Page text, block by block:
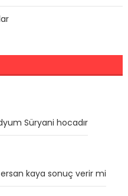
Süryani hocadır
kaya sonuç verir mi